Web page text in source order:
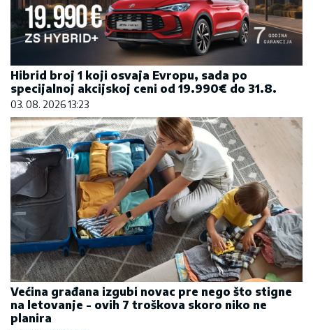
Hibrid broj 1 koji osvaja Evropu, sada po
specijalnoj akcijskoj ceni od 19.990€ do 31.8.
03. 08. 2026 13:23
Većina građana izgubi novac pre nego što stigne
na letovanje - ovih 7 troškova skoro niko ne
planira